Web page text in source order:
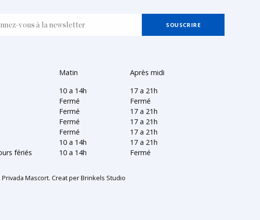
Matin
Après midi
10 a 14h
17 a 21h
Fermé
Fermé
Fermé
17 a 21h
Fermé
17 a 21h
Fermé
17 a 21h
10 a 14h
17 a 21h
fériés
10 a 14h Fermé
Mascort. Creat perBrinkels Studio